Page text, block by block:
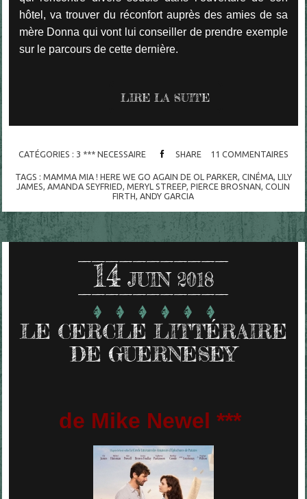
hôtel, va trouver du réconfort auprès des amies de sa
mère Donna qui vont lui conseiller de prendre exemple
sur le parcours de cette dernière.
LIRE LA SUITE
CATÉGORIES : 3 *** NECESSAIRE SHARE 11 COMMENTAIRES
TAGS : MAMMA MIA ! HERE WE GO AGAIN DE OL PARKER CINÉMA, LILY
JAMES AMANDA SEYFRIED ,MERYL STREEP ,PIERCE BROSNAN ,COLIN
FIRTH ANDY GARCIA
14 JUIN 2018
LE CERCLE LITTÉRAIRE
DE GUERNESEY
de Mike Newel ***